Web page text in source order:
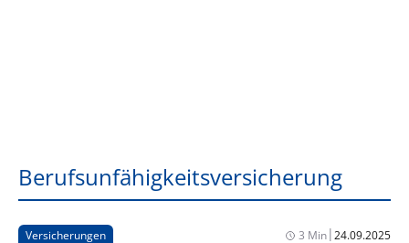
Berufsunfähigkeitsversicherung
Versicherungen 3 Min|24.09.2025